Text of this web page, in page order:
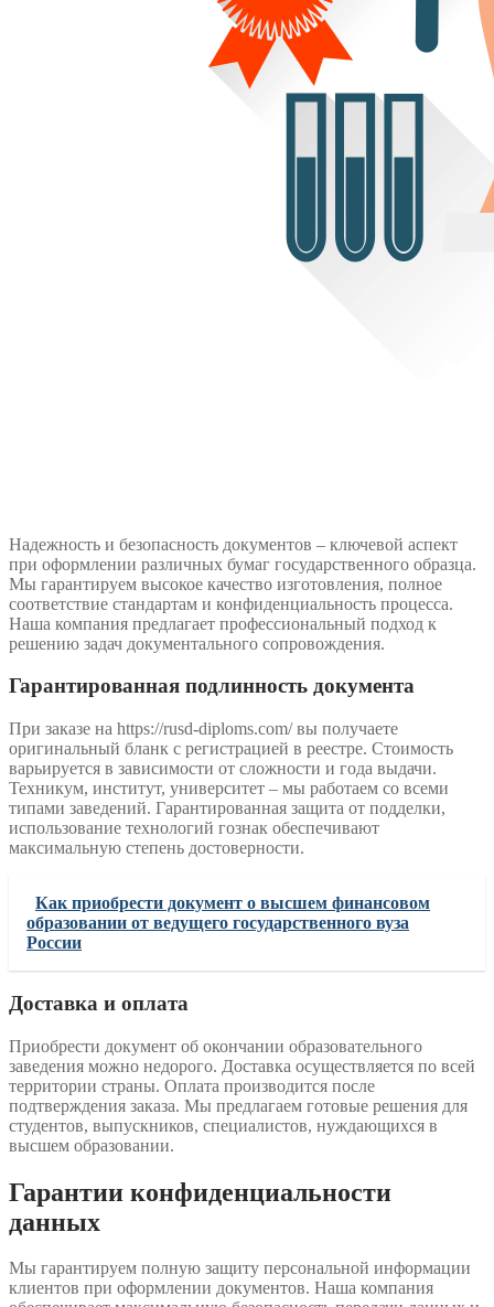
Надежность и безопасность документов – ключевой аспект
при оформлении различных бумаг государственного образца.
Мы гарантируем высокое качество изготовления, полное
соответствие стандартам и конфиденциальность процесса.
Наша компания предлагает профессиональный подход к
решению задач документального сопровождения.
Гарантированная подлинность документа
При заказе на https://rusd-diploms.com/ вы получаете
оригинальный бланк с регистрацией в реестре. Стоимость
варьируется в зависимости от сложности и года выдачи.
Техникум, институт, университет – мы работаем со всеми
типами заведений. Гарантированная защита от подделки,
использование технологий гознак обеспечивают
максимальную степень достоверности.
Как приобрести документ о высшем финансовом
образовании от ведущего государственного вуза
России
Доставка и оплата
Приобрести документ об окончании образовательного
заведения можно недорого. Доставка осуществляется по всей
территории страны. Оплата производится после
подтверждения заказа. Мы предлагаем готовые решения для
студентов, выпускников, специалистов, нуждающихся в
высшем образовании.
Гарантии конфиденциальности
данных
Мы гарантируем полную защиту персональной информации
клиентов при оформлении документов. Наша компания